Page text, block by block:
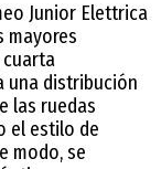
Junior Elettrica
mayores
cuarta
una distribución
las ruedas
el estilo de
modo, se